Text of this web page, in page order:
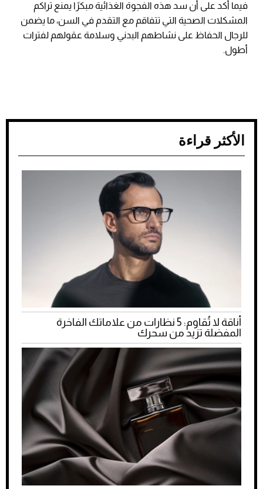
فيما أكد على أن سد هذه الفجوة الغذائية مبكرًا يمنع تراكم
المشكلات الصحية التي تتفاقم مع التقدم في السن، ما يضمن
للرجال الحفاظ على نشاطهم البدني وسلامة عقولهم لفترات
أطول.
الأكثر قراءة
أناقة لا تُقاوم: 5 نظارات من علاماتك الفاخرة
المفضلة تزيد من سحرك